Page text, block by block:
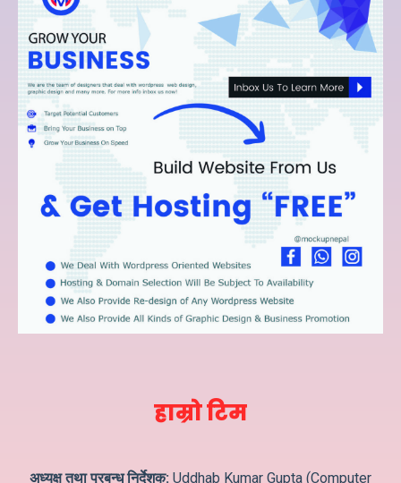
हाम्रो टिम
अध्यक्ष तथा प्रबन्ध निर्देशक: Uddhab Kumar Gupta (Computer